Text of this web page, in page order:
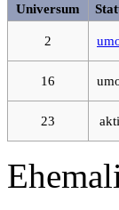
Universum
2
16
23